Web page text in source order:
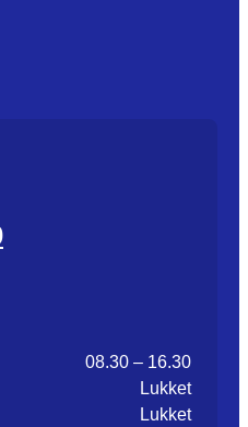
08.30 – 16.30
Lukket
Lukket